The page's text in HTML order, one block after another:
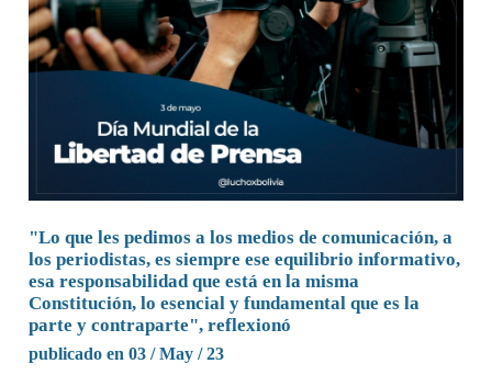
"Lo que les pedimos a los medios de comunicación, a
los periodistas, es siempre ese equilibrio informativo,
esa responsabilidad que está en la misma
Constitución, lo esencial y fundamental que es la
parte y contraparte", reflexionó
publicado en 03 / May / 23